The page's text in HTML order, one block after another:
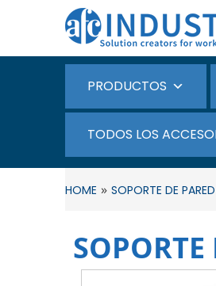
PRODUCTOS
TODOS LOS
HOME » SOPORTE DE